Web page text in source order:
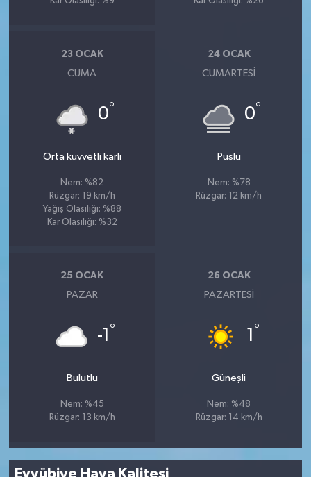
23 OCAK
CUMA
0°
Orta kuvvetli karlı
Nem: %82
Rüzgar: 19 km/h
Yağış Olasılığı: %88
Kar Olasılığı: %32
24 OCAK
CUMARTESI
0°
Puslu
Nem: %78
Rüzgar: 12 km/h
25 OCAK
PAZAR
-1 °
Bulutlu
Nem: %45
Rüzgar: 13 km/h
26 OCAK
PAZARTESI
1 °
Güneşli
Nem: %48
Rüzgar: 14 km/h
Eyyübiye Hava Kalitesi